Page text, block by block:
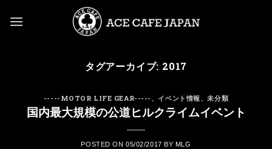
タグアーカイブ: 2017
-----MOTOR LIFE GEAR----- 、 イベント情報 、未分類
国内最大規模の公道ヒルクライムイベント
POSTED ON05/02/2017 BY MLG